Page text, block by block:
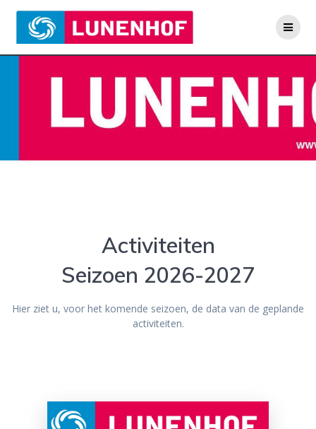
to
content
Activiteiten
Seizoen 2026-2027
Hier ziet u, voor het komende seizoen, de data van de geplande
activiteiten.